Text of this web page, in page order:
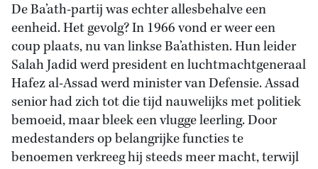
De Ba’ath-partij was echter allesbehalve een
eenheid. Het gevolg? In 1966 vond er weer een
coup plaats, nu van linkse Ba’athisten. Hun leider
Salah Jadid werd president en luchtmachtgeneraal
Hafez al-Assad werd minister van Defensie. Assad
senior had zich tot die tijd nauwelijks met politiek
bemoeid, maar bleek een vlugge leerling. Door
medestanders op belangrijke functies te
benoemen verkreeg hij steeds meer macht, terwijl